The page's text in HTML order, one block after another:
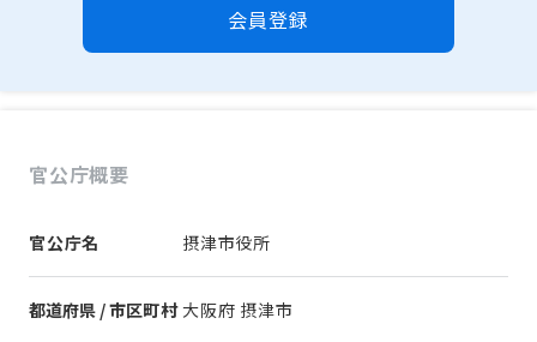
会員登録
官公庁概要
官公庁名 摂津市役所
都道府県 / 市区町村 大阪府 摂津市